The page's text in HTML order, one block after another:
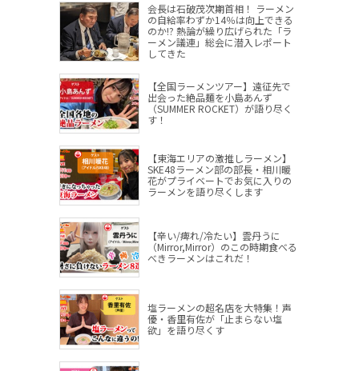
会長は石破茂次期首相！ ラーメン
の自給率わずか14％は向上できる
のか!? 熱論が繰り広げられた「ラ
ーメン議連」総会に潜入レポート
してきた
【全国ラーメンツアー】遠征先で
出会った絶品麺を小島あんず
（SUMMER ROCKET）が語り尽く
す！
【東海エリアの激推しラーメン】
SKE48ラーメン部の部長・相川暖
花がプライベートでお気に入りの
ラーメンを語り尽くします
【辛い/痺れ/冷たい】雲丹うに
（Mirror,Mirror）のこの時期食べる
べきラーメンはこれだ！
塩ラーメンの超名店を大特集！声
優・香里有佐が「止まらない塩
欲」を語り尽くす